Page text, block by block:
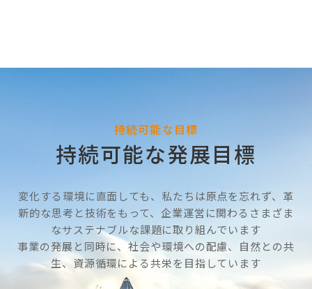
持続可能な目標
持続可能な発展目標
変化する環境に直面しても、私たちは原点を忘れず、革
新的な思考と技術をもって、企業運営に関わるさまざま
なサステナブルな課題に取り組んでいます
事業の発展と同時に、社会や環境への配慮、自然との共
生、資源循環による共栄を目指しています